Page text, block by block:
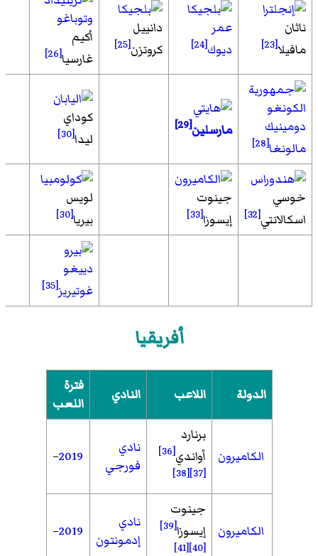
ناثان
مافيلا[23]
عمر
ديوك[24]
دانييل
كروتزن[25]
أكيم
غارسيا[26]
دومينيك
مالونغا[28]
مارسلين[29]
كوداي
ليدا[30]
خوسي
اسكالانتي[32]
جينوت
إيسوزا[33]
لويس
بيريا[30]
دييغو
غوتيريز[35]
أفريقيا
الدولة اللاعب النادي
فترة
اللعب
الكاميرون
برنارد
أواندي[36]
[37]
[38]
نادي
فورجي
2019
–
الكاميرون
جينوت
إيسوزا[39]
[40]
[41]
نادي
إدمونتون
2019
–